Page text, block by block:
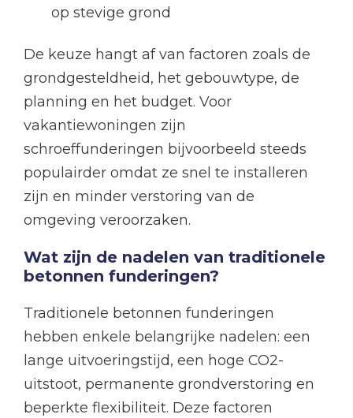
op stevige grond
De keuze hangt af van factoren zoals de
grondgesteldheid, het gebouwtype, de
planning en het budget. Voor
vakantiewoningen zijn
schroeffunderingen bijvoorbeeld steeds
populairder omdat ze snel te installeren
zijn en minder verstoring van de
omgeving veroorzaken.
Wat zijn de nadelen van traditionele
betonnen funderingen?
Traditionele betonnen funderingen
hebben enkele belangrijke nadelen: een
lange uitvoeringstijd, een hoge CO2-
uitstoot, permanente grondverstoring en
beperkte flexibiliteit. Deze factoren